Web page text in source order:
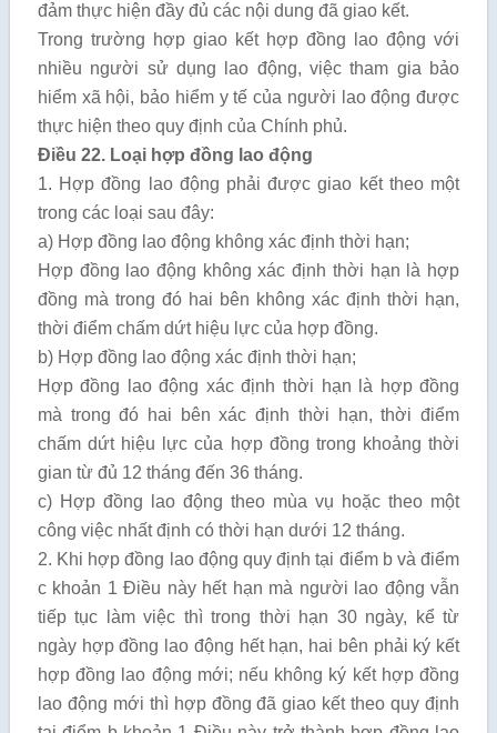
đảm thực hiện đầy đủ các nội dung đã giao kết.
Trong trường hợp giao kết hợp đồng lao động với
nhiều người sử dụng lao động, việc tham gia bảo
hiểm xã hội, bảo hiểm y tế của người lao động được
thực hiện theo quy định của Chính phủ.
Điều 22. Loại hợp đồng lao động
1. Hợp đồng lao động phải được giao kết theo một
trong các loại sau đây:
a) Hợp đồng lao động không xác định thời hạn;
Hợp đồng lao động không xác định thời hạn là hợp
đồng mà trong đó hai bên không xác định thời hạn,
thời điểm chấm dứt hiệu lực của hợp đồng.
b) Hợp đồng lao động xác định thời hạn;
Hợp đồng lao động xác định thời hạn là hợp đồng
mà trong đó hai bên xác định thời hạn, thời điểm
chấm dứt hiệu lực của hợp đồng trong khoảng thời
gian từ đủ 12 tháng đến 36 tháng.
c) Hợp đồng lao động theo mùa vụ hoặc theo một
công việc nhất định có thời hạn dưới 12 tháng.
2. Khi hợp đồng lao động quy định tại điểm b và điểm
c khoản 1 Điều này hết hạn mà người lao động vẫn
tiếp tục làm việc thì trong thời hạn 30 ngày, kể từ
ngày hợp đồng lao động hết hạn, hai bên phải ký kết
hợp đồng lao động mới; nếu không ký kết hợp đồng
lao động mới thì hợp đồng đã giao kết theo quy định